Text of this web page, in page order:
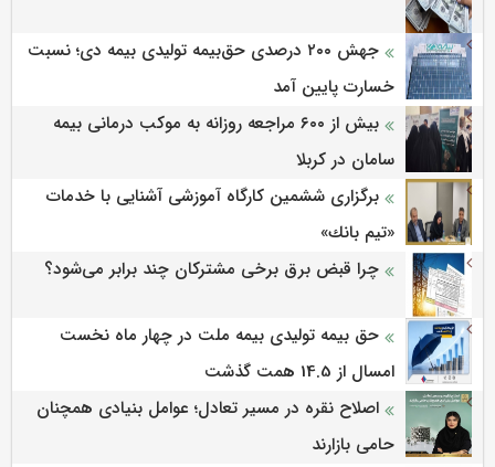
جهش ۲۰۰ درصدی حق‌بیمه تولیدی بیمه دی؛ نسبت
خسارت پایین آمد
بیش از ۶۰۰ مراجعه روزانه به موکب درمانی بیمه
سامان در کربلا
برگزاری ششمین كارگاه آموزشی آشنایی با خدمات
«تیم بانك»
چرا قبض برق برخی مشترکان چند برابر می‌شود؟
حق بیمه تولیدی بیمه ملت در چهار ماه نخست
امسال از 14.5 همت گذشت
اصلاح نقره در مسیر تعادل؛ عوامل بنیادی همچنان
حامی بازارند